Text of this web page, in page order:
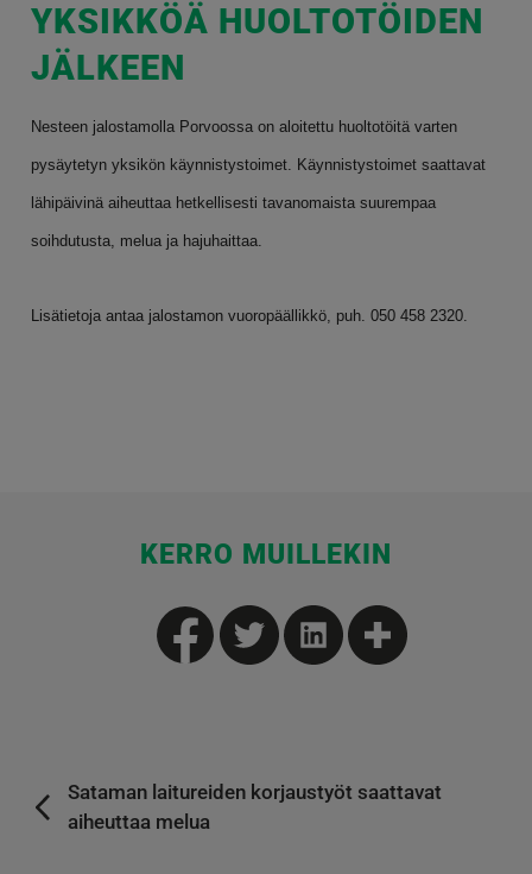
YKSIKKÖÄ HUOLTOTÖIDEN
JÄLKEEN
Nesteen jalostamolla Porvoossa on aloitettu huoltotöitä varten
pysäytetyn yksikön käynnistystoimet. Käynnistystoimet saattavat
lähipäivinä aiheuttaa hetkellisesti tavanomaista suurempaa
soihdutusta, melua ja hajuhaittaa.
Lisätietoja antaa jalostamon vuoropäällikkö, puh. 050 458 2320.
KERRO MUILLEKIN
Sataman laitureiden korjaustyöt saattavat
aiheuttaa melua